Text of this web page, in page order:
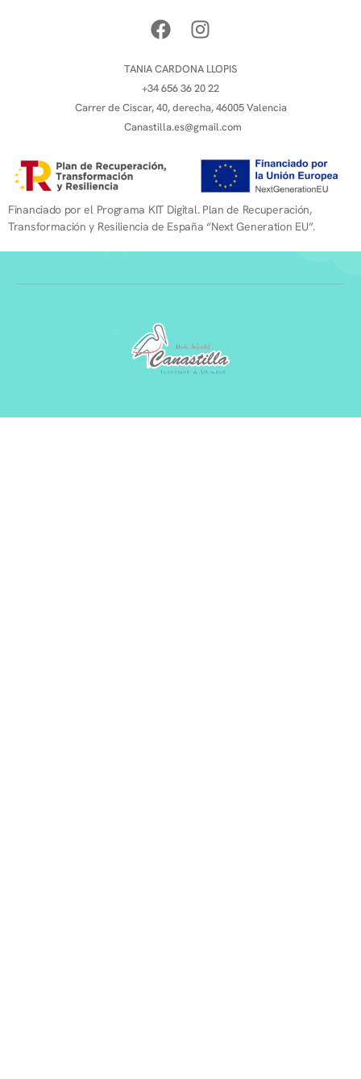
TANIA CARDONA LLOPIS
+34 656 36 20 22
Carrer de Ciscar, 40, derecha, 46005 Valencia
Canastilla.es@gmail.com
Financiado por el Programa KIT Digital. Plan de Recuperación,
Transformación y Resiliencia de España “Next Generation EU”.